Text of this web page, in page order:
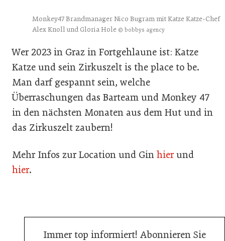
Monkey47 Brandmanager Nico Bugram mit Katze Katze-Chef
Alex Knoll und Gloria Hole © bobbys agency
Wer 2023 in Graz in Fortgehlaune ist: Katze
Katze und sein Zirkuszelt is the place to be.
Man darf gespannt sein, welche
Überraschungen das Barteam und Monkey 47
in den nächsten Monaten aus dem Hut und in
das Zirkuszelt zaubern!
Mehr Infos zur Location und Gin hierund
hier.
Immer top informiert! Abonnieren Sie